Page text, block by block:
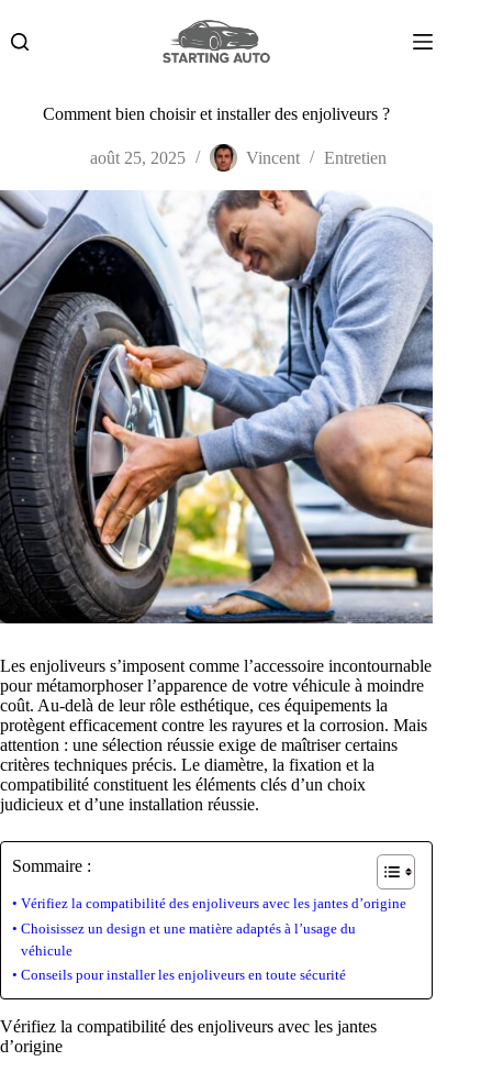
contenu
Comment bien choisir et installer des enjoliveurs ?
août 25, 2025 Vincent Entretien
Les enjoliveurs s’imposent comme l’accessoire incontournable
pour métamorphoser l’apparence de votre véhicule à moindre
coût. Au-delà de leur rôle esthétique, ces équipements la
protègent efficacement contre les rayures et la corrosion. Mais
attention : une sélection réussie exige de maîtriser certains
critères techniques précis. Le diamètre, la fixation et la
compatibilité constituent les éléments clés d’un choix
judicieux et d’une installation réussie.
Sommaire :
Vérifiez la compatibilité des enjoliveurs avec les jantes d’origine
Choisissez un design et une matière adaptés à l’usage du
véhicule
Conseils pour installer les enjoliveurs en toute sécurité
Vérifiez la compatibilité des enjoliveurs avec les jantes
d’origine